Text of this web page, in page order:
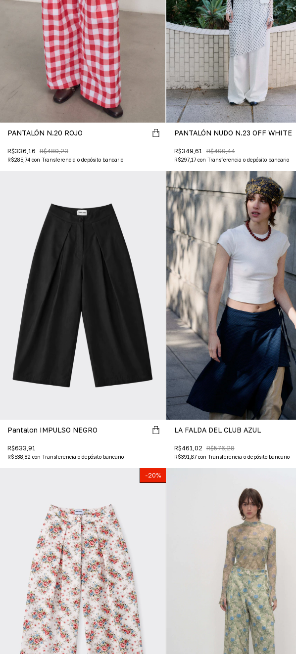
PANTALÓN N.20 ROJO
R$336,16 R$480,23
R$285,74 con Transferencia o depósito bancario
PANTALÓN NUDO N.23 OFF WHITE
R$349,61 R$499,44
R$297,17 con Transferencia o depósito bancario
Pantalon IMPULSO NEGRO
R$633,91
R$538,82 con Transferencia o depósito bancario
LA FALDA DEL CLUB AZUL
R$461,02 R$576,28
R$391,87 con Transferencia o depósito bancario
-20%